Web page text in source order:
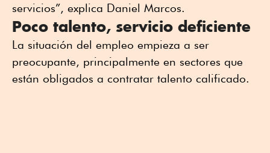
servicios”, explica Daniel Marcos.
Poco talento, servicio deficiente
La situación del empleo empieza a ser
preocupante, principalmente en sectores que
están obligados a contratar talento calificado.